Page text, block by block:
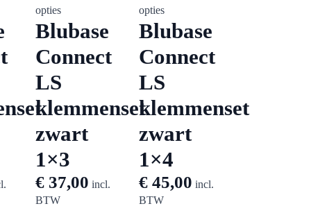
opties
Blubase
Connect
LS
klemmenset
zwart
1×3
€37,00 incl.
BTW
opties
Blubase
Connect
LS
klemmenset
zwart
1×4
€ 45,00 incl.
BTW